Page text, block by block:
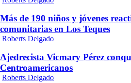
Más de 190 niños y jóvenes
comunitarias en Los Teques
Roberts Delgado
Ajedrecista Vicmary Pérez
Centroamericanos
Roberts Delgado